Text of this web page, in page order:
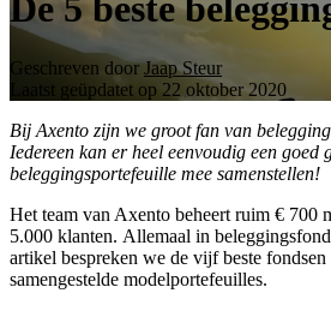
To
the
All
One
Accessibility
screen
press
"Ctrl
+
/".
De 5 beste
Geschreven doorJaap Steur
Laatst geüpdatet op 22 oktober 2020
Bij Axento zijn we groot fan van
Iedereen kan er heel eenvoudig een goed
beleggingsportefeuille mee samenstellen!
Het team van Axento beheert ruim € 700
5.000 klanten. Allemaal in
artikel bespreken we de vijf beste
samengestelde modelportefeuilles.